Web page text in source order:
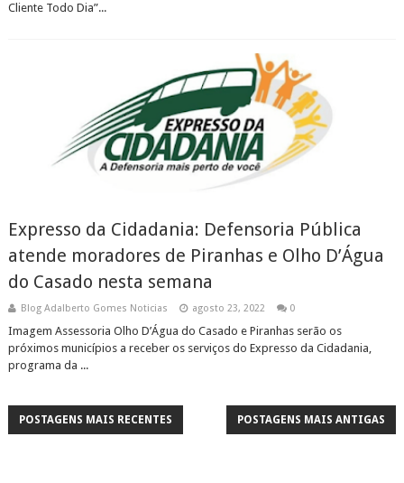
Cliente Todo Dia”...
Expresso da Cidadania: Defensoria Pública
atende moradores de Piranhas e Olho D’Água
do Casado nesta semana
Blog Adalberto Gomes Noticias agosto 23, 2022 0
Imagem Assessoria Olho D’Água do Casado e Piranhas serão os
próximos municípios a receber os serviços do Expresso da Cidadania,
programa da ...
POSTAGENS MAIS RECENTES POSTAGENS MAIS ANTIGAS